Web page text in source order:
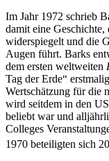
Im Jahr 1972 schrieb
damit eine
widerspiegelt und die
Augen führt. Barks
dem ersten weltweiten
Tag der Erde“
Wertschätzung für die
wird seitdem in den
beliebt war und
Colleges
1970 beteiligten sich